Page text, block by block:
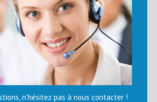
n'hésitez pas à nous contacter !